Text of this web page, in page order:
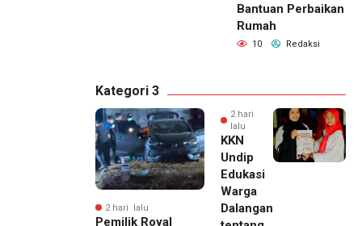
Bantuan Perbaikan
Rumah
10 Redaksi
Kategori 3
2 hari lalu
Pemilik Royal
2 hari
lalu
KKN
Undip
Edukasi
Warga
Dalangan